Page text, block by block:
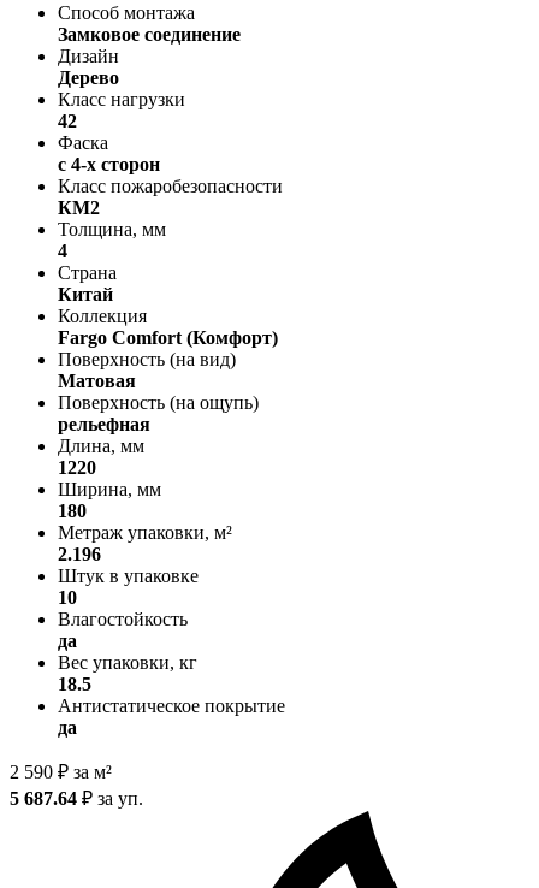
Способ монтажа
Замковое соединение
Дизайн
Дерево
Класс нагрузки
42
Фаска
с 4-х сторон
Класс пожаробезопасности
КМ2
Толщина, мм
4
Страна
Китай
Коллекция
Fargo Comfort (Комфорт)
Поверхность (на вид)
Матовая
Поверхность (на ощупь)
рельефная
Длина, мм
1220
Ширина, мм
180
Метраж упаковки, м²
2.196
Штук в упаковке
10
Влагостойкость
да
Вес упаковки, кг
18.5
Антистатическое покрытие
да
2 590 ₽ за м²
5 687.64 ₽ за уп.